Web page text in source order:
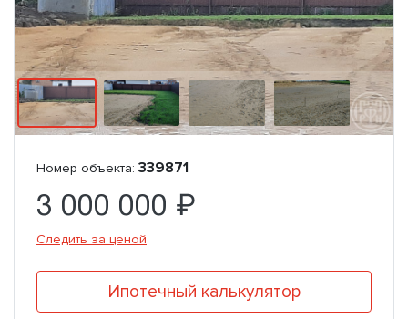
Номер объекта: 339871
3 000 000 ₽
Следить за ценой
Ипотечный калькулятор